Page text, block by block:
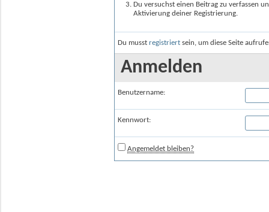
Du versuchst einen Beitrag zu verfassen
Aktivierung deiner Registrierung.
Du musst registriert sein, um diese Seite
Anmelden
Benutzername:
Kennwort:
Angemeldet bleiben?